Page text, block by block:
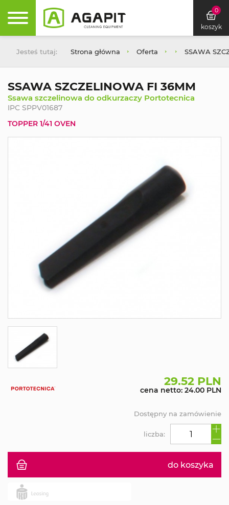
0
koszyk
Jesteś tutaj: Strona główna Oferta SSAWA
SSAWA SZCZELINOWA FI 36MM
Ssawa szczelinowa do odkurzaczy Portotecnica
IPC SPPV01687
TOPPER 1/41 OVEN
29.52 PLN
cena netto: 24.00 PLN
do koszyka
liczba:
Dostępny na zamówienie